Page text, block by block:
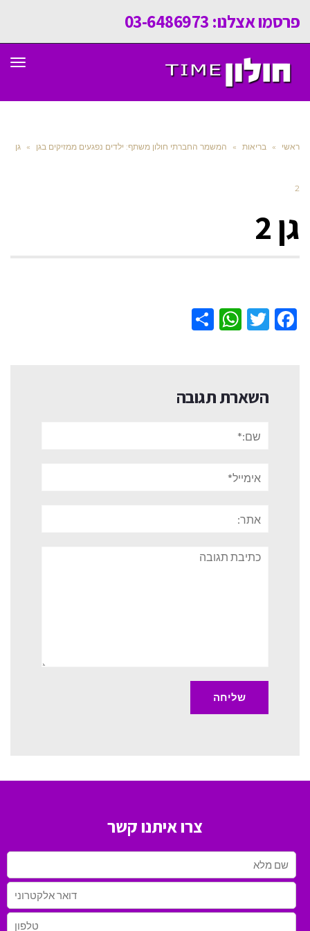
פרסמו אצלנו: 03-6486973
ראשי » בריאות » המשמר החברתי חולון משתף: ילדים נפגעים ממזיקים בגן » גן
2
גן 2
Facebook
Twitter
WhatsApp
השארת תגובה
תגובה
צרו איתנו קשר